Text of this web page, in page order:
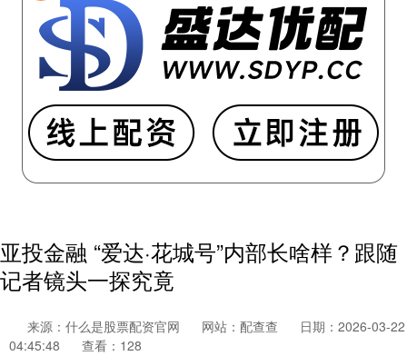
亚投金融 “爱达·花城号”内部长啥样？跟随
记者镜头一探究竟
来源：什么是股票配资官网 网站：配查查
日期：2026-03-22
04:45:48
查看：128